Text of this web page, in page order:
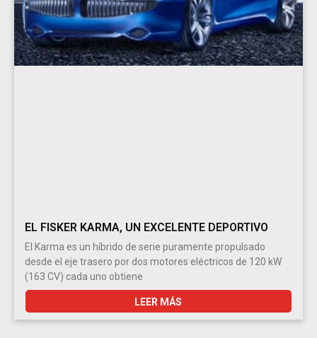
EL FISKER KARMA, UN EXCELENTE DEPORTIVO
El Karma es un híbrido de serie puramente propulsado
desde el eje trasero por dos motores eléctricos de 120 kW
(163 CV) cada uno obtiene
LEER MÁS